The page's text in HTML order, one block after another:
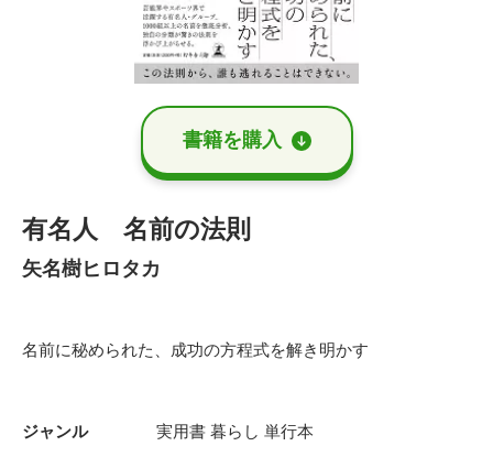
書籍を購⼊
有名人 名前の法則
矢名樹ヒロタカ
名前に秘められた、成功の方程式を解き明かす
ジャンル 実用書 暮らし 単行本